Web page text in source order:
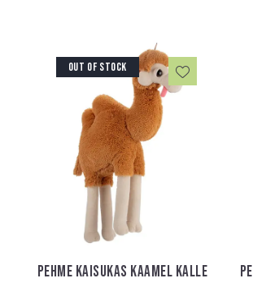
OUT OF STOCK
PEHME KAISUKAS KAAMEL KALLE